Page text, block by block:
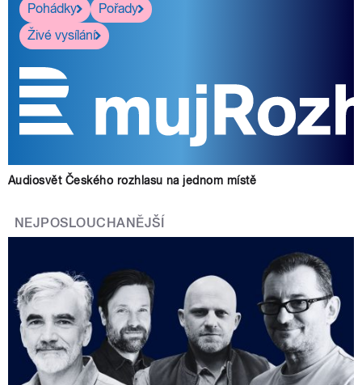
Pohádky
Pořady
Živé vysílání
Audiosvět Českého rozhlasu na jednom místě
NEJPOSLOUCHANĚJŠÍ